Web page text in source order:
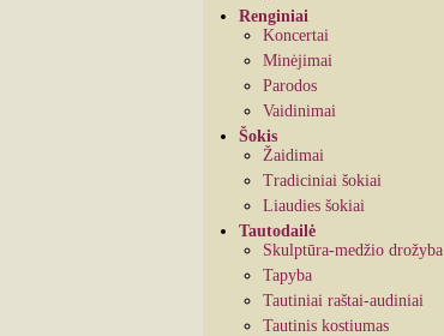
Renginiai
Koncertai
Minėjimai
Parodos
Vaidinimai
Šokis
Žaidimai
Tradiciniai šokiai
Liaudies šokiai
Tautodailė
Skulptūra-medžio drožyba
Tapyba
Tautiniai raštai-audiniai
Tautinis kostiumas